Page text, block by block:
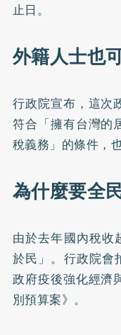
止日。
外籍人士也
行政院宣布，這次
符合「擁有台灣的
稅義務」的條件，
為什麼要全
由於去年國內稅
於民」。行政院會
政府疫後強化經濟
別預算案》。